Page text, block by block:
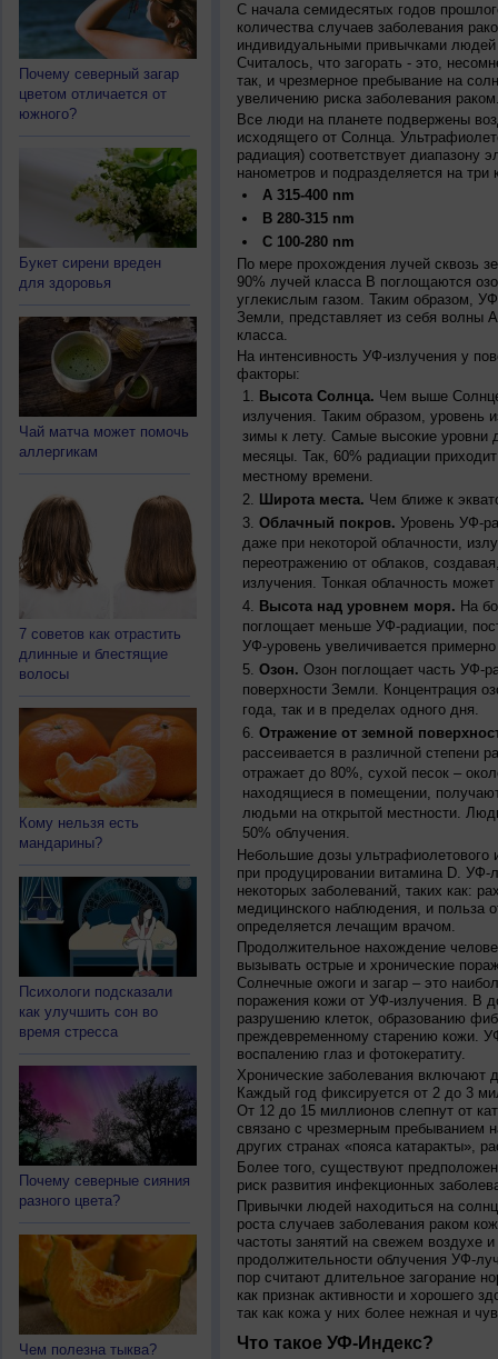
Почему северный загар
цветом отличается от
южного?
Букет сирени вреден
для здоровья
Чай матча может помочь
аллергикам
7 советов как отрастить
длинные и блестящие
волосы
Кому нельзя есть
мандарины?
Психологи подсказали
как улучшить сон во
время стресса
Почему северные сияния
разного цвета?
Чем полезна тыква?
С начала семидесятых годов
количества случаев заболевания
индивидуальными привычками
Считалось, что загорать - это,
так, и чрезмерное пребывание на
увеличению риска заболевания
Все люди на планете подвержены
исходящего от Солнца.
радиация) соответствует диапазону
нанометров и подразделяется на три
A 315-400 nm
B 280-315 nm
C 100-280 nm
По мере прохождения лучей сквозь
90% лучей класса B поглощаются
углекислым газом. Таким образом,
Земли, представляет из себя волны
класса.
На интенсивность УФ-излучения у
факторы:
Высота Солнца. Чем выше
излучения. Таким образом, уровень
зимы к лету. Самые высокие уровни
месяцы. Так, 60% радиации
местному времени.
Широта места. Чем ближе к
Облачный покров. Уровень УФ-
даже при некоторой облачности,
переотражению от облаков,
излучения. Тонкая облачность
Высота над уровнем моря. На
поглощает меньше УФ-радиации,
УФ-уровень увеличивается
Озон. Озон поглощает часть УФ-
поверхности Земли. Концентрация
года, так и в пределах одного дня.
Отражение от земной
рассеивается в различной степени
отражает до 80%, сухой песок –
находящиеся в помещении,
людьми на открытой местности.
50% облучения.
Небольшие дозы ультрафиолетового
при продуцировании витамина D.
некоторых заболеваний, таких как:
медицинского наблюдения, и польза
определяется лечащим врачом.
Продолжительное нахождение
вызывать острые и хронические
Солнечные ожоги и загар – это
поражения кожи от УФ-излучения. В
разрушению клеток, образованию
преждевременному старению кожи.
воспалению глаз и фотокератиту.
Хронические заболевания включают
Каждый год фиксируется от 2 до 3
От 12 до 15 миллионов слепнут от
связано с чрезмерным пребыванием
других странах «пояса катаракты»,
Более того, существуют
риск развития инфекционных
Привычки людей находиться на
роста случаев заболевания раком
частоты занятий на свежем воздухе
продолжительности облучения УФ-
пор считают длительное загорание
как признак активности и хорошего
так как кожа у них более нежная и
Что такое УФ-Индекс?